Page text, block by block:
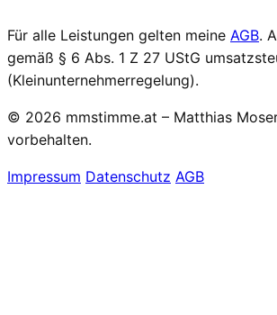
Für alle Leistungen gelten meine AGB.
gemäß § 6 Abs. 1 Z 27 UStG
(Kleinunternehmerregelung).
© 2026 mmstimme.at – Matthias
vorbehalten.
Impressum Datenschutz AGB